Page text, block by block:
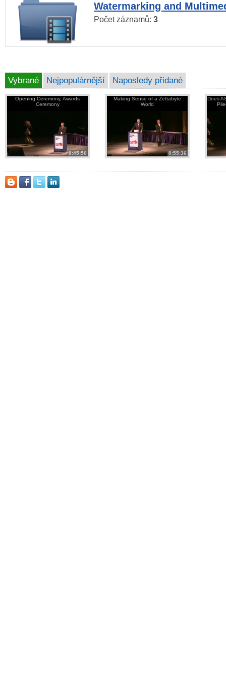
Watermarking and
Počet záznamů: 3
Vybrané Nejpopulárnější Naposledy přidané
Opening Ceremony, Awards
Ceremony
0:45:50
Making Sense of a Zettabyte
World
0:55:36
Does